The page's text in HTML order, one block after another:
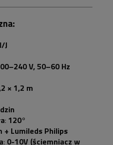
J
V, 50–60 Hz
× 1,2 m
: 120°
+ Lumileds Philips
: 0-10V (ściemniacz w